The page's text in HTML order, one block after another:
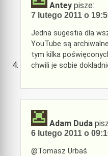
Antey pisze:
7 lutego 2011 o
Jedna sugestia dla
YouTube są
tym kilka
chwili je sobie
Adam Duda
6 lutego 2011 o
@Tomasz Urbaś